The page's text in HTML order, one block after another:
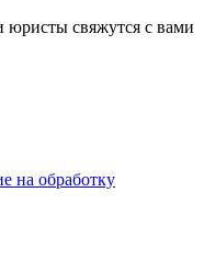
юристы свяжутся с вами
на обработку